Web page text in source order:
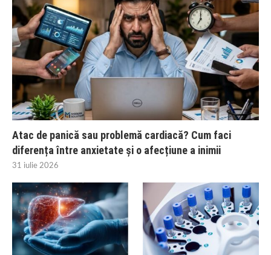
Atac de panică sau problemă cardiacă? Cum faci
diferența între anxietate și o afecțiune a inimii
31 iulie 2026